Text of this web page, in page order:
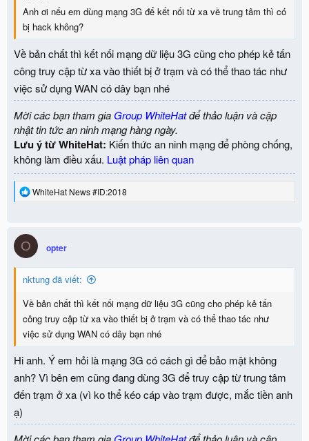
Anh ơi nếu em dùng mạng 3G để kết nối từ xa về trung tâm thì có
bị hack không?
Về bản chất thì kết nối mạng dữ liệu 3G cũng cho phép kẻ tấn
công truy cập từ xa vào thiết bị ở trạm và có thể thao tác như
việc sử dụng WAN có dây bạn nhé
Mời các bạn tham gia Group WhiteHatđể thảo luận và cập
nhật tin tức an ninh mạng hàng ngày.
Lưu ý từ WhiteHat: Kiến thức an ninh mạng để phòng chống,
không làm điều xấu. Luật pháp liên quan
R
t
o
n
s
WhiteHat News #ID:2018
O opter
nktung đã viết:
Về bản chất thì kết nối mạng dữ liệu 3G cũng cho phép kẻ tấn
công truy cập từ xa vào thiết bị ở trạm và có thể thao tác như
việc sử dụng WAN có dây bạn nhé
Hi anh. Ý em hỏi là mạng 3G có cách gì để bảo mật không
anh? Vì bên em cũng đang dùng 3G để truy cập từ trung tâm
đến trạm ở xa (vì ko thể kéo cáp vào trạm được, mắc tiền anh
ạ)